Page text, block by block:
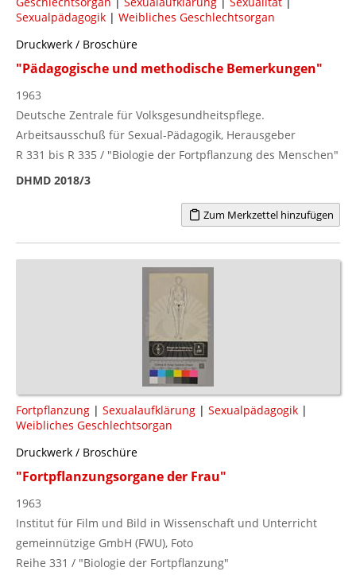
Sexualpädagogik | Weibliches Geschlechtsorgan
Druckwerk / Broschüre
"Pädagogische und methodische Bemerkungen"
1963
Deutsche Zentrale für Volksgesundheitspflege.
Arbeitsausschuß für Sexual-Pädagogik, Herausgeber
R 331 bis R 335 / "Biologie der Fortpflanzung des Menschen"
DHMD 2018/3
Zum Merkzettel hinzufügen
Fortpflanzung | Sexualaufklärung | Sexualpädagogik |
Weibliches Geschlechtsorgan
Druckwerk / Broschüre
"Fortpflanzungsorgane der Frau"
1963
Institut für Film und Bild in Wissenschaft und Unterricht
gemeinnützige GmbH (FWU), Foto
Reihe 331 / "Biologie der Fortpflanzung"